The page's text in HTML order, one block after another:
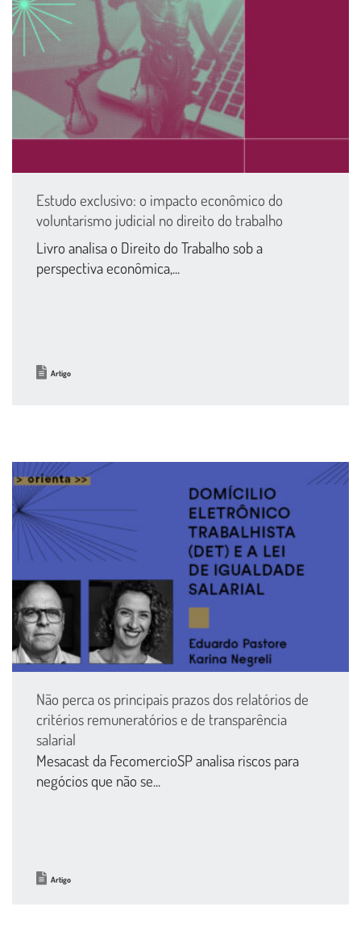
Estudo exclusivo: o impacto econômico do
voluntarismo judicial no direito do trabalho
Livro analisa o Direito do Trabalho sob a
perspectiva econômica,...
Artigo
Não perca os principais prazos dos relatórios de
critérios remuneratórios e de transparência
salarial
Mesacast da FecomercioSP analisa riscos para
negócios que não se...
Artigo